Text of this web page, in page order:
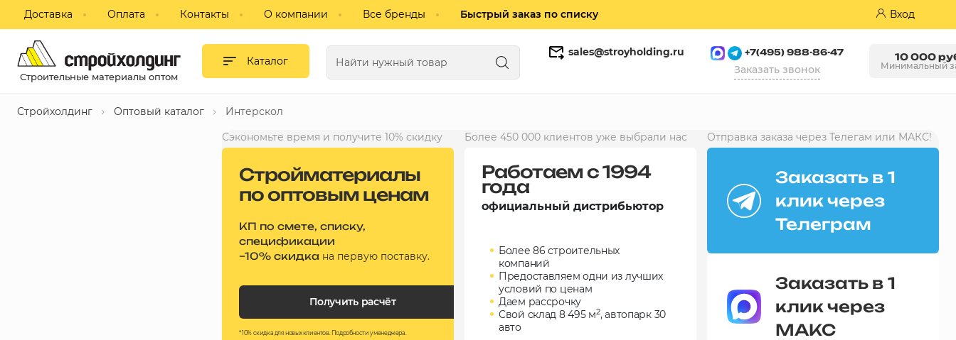
Доставка Оплата Контакты О компании Все бренды Быстрый заказ по списку Вход
Строительные материалы оптом
Каталог
sales@stroyholding.ru +7(495) 988-86-47
Заказать звонок
10 000
Минимальный
Гипсокартон и листовые
материалы
Сухие смеси
Стройхолдинг Оптовый каталог
Интерскол
Сэкономьте время и получите 10% скидку
Стройматериалы
по оптовым ценам
КП по смете, списку,
спецификации
–10% скидка на первую поставку.
Получить расчёт
* 10% скидка для новых клиентов. Подробности у менеджера.
Более 450 000 клиентов уже выбрали нас
Работаем с 1994
года
официальный дистрибьютор
Более 86 строительных
компаний
Предоставляем одни из лучших
условий по ценам
Даем рассрочку
Свой склад 8 495 м2, автопарк 30
авто
Отправка заказа через Телегам или МАКС!
Заказать в 1
клик через
Телеграм
Заказать в 1
клик через
МАКС